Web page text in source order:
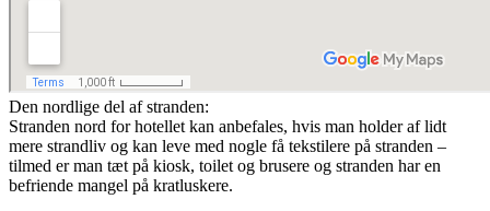
Den nordlige del af stranden:
Stranden nord for hotellet kan anbefales, hvis man holder af lidt
mere strandliv og kan leve med nogle få tekstilere på stranden –
tilmed er man tæt på kiosk, toilet og brusere og stranden har en
befriende mangel på kratluskere.